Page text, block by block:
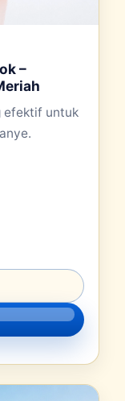
–
efektif untuk